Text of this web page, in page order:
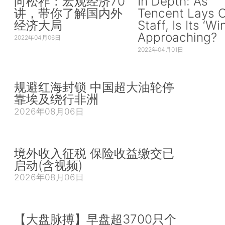
讲，带你了解国内外
经济大局
2022年04月06日
Tencent Lays
Staff, Is Its
Approaching?
2022年04月01日
规避红海封锁 中国超大油轮停
靠埃及绕行非洲
2026年08月06日
境外收入征税 保险收益缴交已
启动(含视频)
2026年08月06日
【大盘脉搏】早盘超3700只个